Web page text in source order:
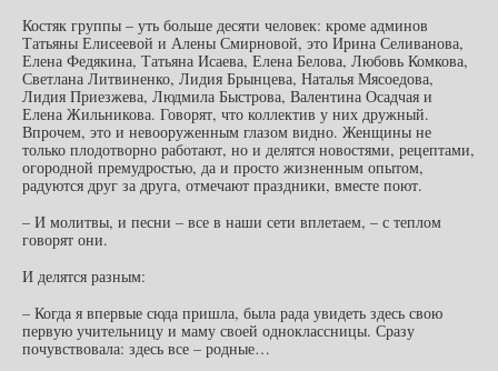
Костяк группы – уть больше десяти человек: кроме админов
Татьяны Елисеевой и Алены Смирновой, это Ирина Селиванова,
Елена Федякина, Татьяна Исаева, Елена Белова, Любовь Комкова,
Светлана Литвиненко, Лидия Брынцева, Наталья Мясоедова,
Лидия Приезжева, Людмила Быстрова, Валентина Осадчая и
Елена Жильникова. Говорят, что коллектив у них дружный.
Впрочем, это и невооруженным глазом видно. Женщины не
только плодотворно работают, но и делятся новостями, рецептами,
огородной премудростью, да и просто жизненным опытом,
радуются друг за друга, отмечают праздники, вместе поют.
– И молитвы, и песни – все в наши сети вплетаем, – с теплом
говорят они.
И делятся разным:
– Когда я впервые сюда пришла, была рада увидеть здесь свою
первую учительницу и маму своей одноклассницы. Сразу
почувствовала: здесь все – родные…